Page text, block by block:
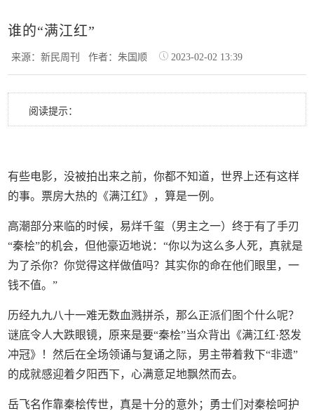
谁的“满江红”
来源：新民周刊作者：朱国顺 2023-02-02 13:39
阅读提示：
有些电影，没被拍出来之前，你都不知道，世界上还有这样
的事。票房大热的《满江红》，算是一例。
高潮部分来临的时候，易烊千玺（男主之一）终于有了手刃
“秦桧”的机会，但他豪迈地说：“你以为这么多人死，真就是
为了杀你？你觉得这样做值吗？其实你的命在他们眼里，一
钱不值。”
历经九九八十一难无数血溅拼杀，那么正派们图个什么呢？
谜底令人大跌眼镜，原来是要“秦桧”当众背出《满江红·怒发
冲冠》！然后在全场领诵与复诵之际，男主带着救下“非遗”
的成就感迎着夕阳西下，心满意足地飘然而去。
岳飞名作靠秦桧传世，真是十分的意外；勇士们对秦桧呵护